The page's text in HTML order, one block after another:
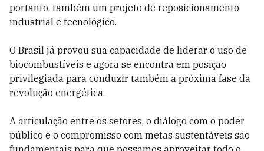
portanto, também um projeto de reposicionamento
industrial e tecnológico.
O Brasil já provou sua capacidade de liderar o uso de
biocombustíveis e agora se encontra em posição
privilegiada para conduzir também a próxima fase da
revolução energética.
A articulação entre os setores, o diálogo com o poder
público e o compromisso com metas sustentáveis são